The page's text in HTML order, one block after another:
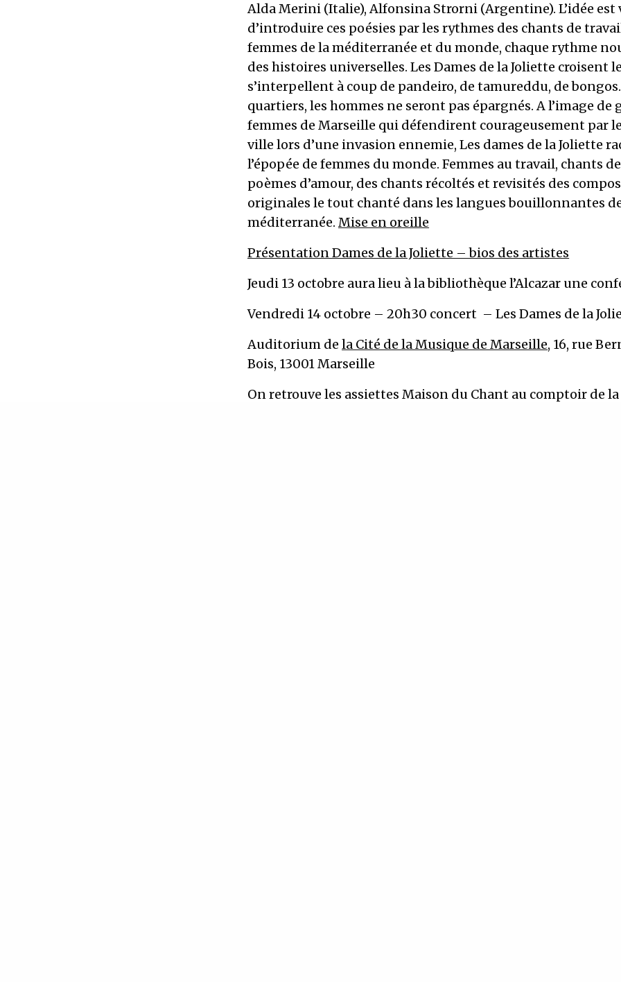
Alda Merini (Italie), Alfonsina Strorni (Argentine). L’idée est
d’introduire ces poésies par les rythmes des chants de
femmes de la méditerranée et du monde, chaque rythme
des histoires universelles. Les Dames de la Joliette croisent
s’interpellent à coup de pandeiro, de tamureddu, de bongos.
quartiers, les hommes ne seront pas épargnés. A l’image de
femmes de Marseille qui défendirent courageusement par
ville lors d’une invasion ennemie, Les dames de la Joliette
l’épopée de femmes du monde. Femmes au travail, chants
poèmes d’amour, des chants récoltés et revisités des
originales le tout chanté dans les langues bouillonnantes
méditerranée.Mise en oreille
Présentation Dames de la Joliette – bios des artistes
Jeudi 13 octobre aura lieu à la bibliothèque l’Alcazar une
Vendredi 14 octobre – 20h30 concert – Les Dames de la
Auditorium dela Cité de la Musique de Marseille, 16, rue
Bois, 13001 Marseille
On retrouve les assiettes Maison du Chant au comptoir de la